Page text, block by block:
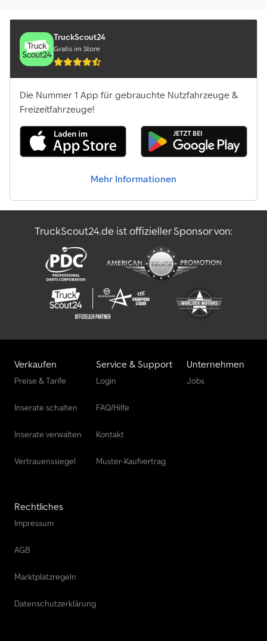
TruckScout24
Gratis im Store
Die Nummer 1 App für gebrauchte Nutzfahrzeuge &
Freizeitfahrzeuge!
Mehr Informationen
TruckScout24.de ist offizieller Sponsor von:
Verkaufen
Preise & Tarife
Inserate schalten
Inserate verwalten
Vertrauenssiegel
Service & Support
Login
FAQ/Hilfe
Kontakt
Muster-Kaufvertrag
Unternehmen
Jobs
Rechtliches
Impressum
AGB
Marktplatzregeln
Datenschutzerklärung